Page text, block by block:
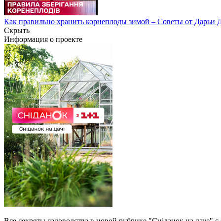
Как правильно хранить корнеплоды зимой – Советы от Дарьи
Скрыть
Информация о проекте